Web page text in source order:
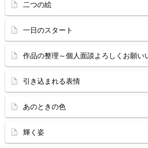
二つの絵
一日のスタート
作品の整理～個人面談よろしくお願い
引き込まれる表情
あのときの色
輝く姿